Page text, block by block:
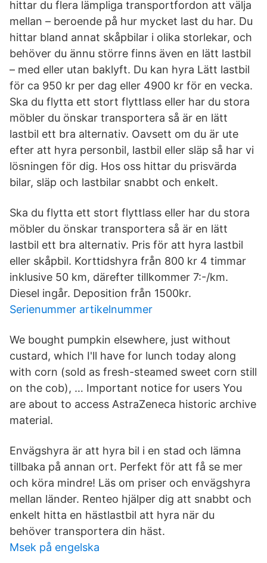
hittar du flera lämpliga transportfordon att välja
mellan – beroende på hur mycket last du har. Du
hittar bland annat skåpbilar i olika storlekar, och
behöver du ännu större finns även en lätt lastbil
– med eller utan baklyft. Du kan hyra Lätt lastbil
för ca 950 kr per dag eller 4900 kr för en vecka.
Ska du flytta ett stort flyttlass eller har du stora
möbler du önskar transportera så är en lätt
lastbil ett bra alternativ. Oavsett om du är ute
efter att hyra personbil, lastbil eller släp så har vi
lösningen för dig. Hos oss hittar du prisvärda
bilar, släp och lastbilar snabbt och enkelt.
Ska du flytta ett stort flyttlass eller har du stora
möbler du önskar transportera så är en lätt
lastbil ett bra alternativ. Pris för att hyra lastbil
eller skåpbil. Korttidshyra från 800 kr 4 timmar
inklusive 50 km, därefter tillkommer 7:-/km.
Diesel ingår. Deposition från 1500kr.
Serienummer artikelnummer
We bought pumpkin elsewhere, just without
custard, which I'll have for lunch today along
with corn (sold as fresh-steamed sweet corn still
on the cob), … Important notice for users You
are about to access AstraZeneca historic archive
material.
Envägshyra är att hyra bil i en stad och lämna
tillbaka på annan ort. Perfekt för att få se mer
och köra mindre! Läs om priser och envägshyra
mellan länder. Renteo hjälper dig att snabbt och
enkelt hitta en hästlastbil att hyra när du
behöver transportera din häst.
Msek på engelska